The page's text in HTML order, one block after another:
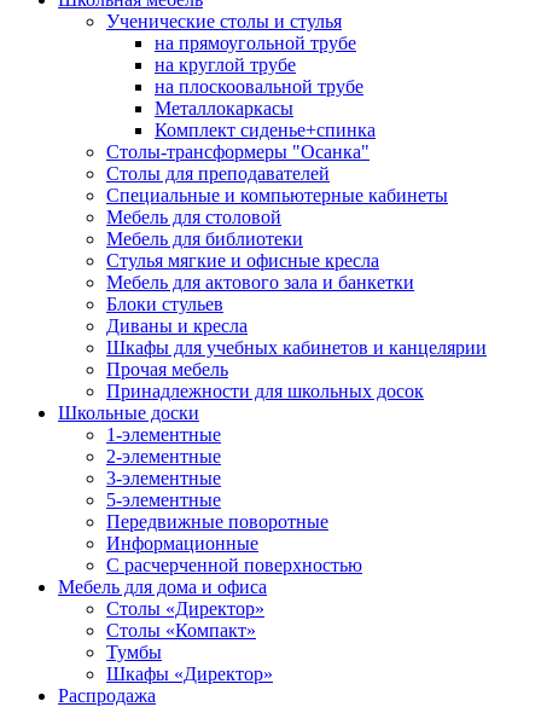
Ученические столы и стулья
на прямоугольной трубе
на круглой трубе
на плоскоовальной трубе
Металлокаркасы
Комплект сиденье+спинка
Столы-трансформеры "Осанка"
Столы для преподавателей
Специальные и компьютерные кабинеты
Мебель для столовой
Мебель для библиотеки
Стулья мягкие и офисные кресла
Мебель для актового зала и банкетки
Блоки стульев
Диваны и кресла
Шкафы для учебных кабинетов и канцелярии
Прочая мебель
Принадлежности для школьных досок
Школьные доски
1-элементные
2-элементные
3-элементные
5-элементные
Передвижные поворотные
Информационные
С расчерченной поверхностью
Мебель для дома и офиса
Столы «Директор»
Столы «Компакт»
Тумбы
Шкафы «Директор»
Распродажа